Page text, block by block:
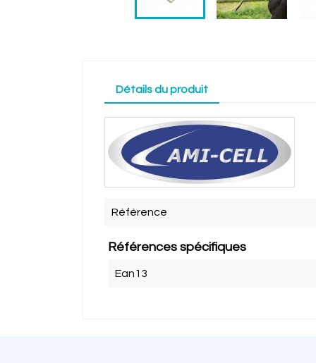
Détails du produit
Référence
Références spécifiques
Ean13